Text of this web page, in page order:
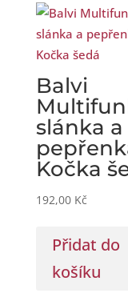
Balvi
slánka a
Kočka
192,00 Kč
Přidat do
košíku